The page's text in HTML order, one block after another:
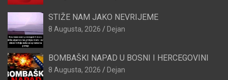
STIŽE NAM JAKO NEVRIJEME
8 Augusta, 2026 Dejan
BOMBAŠKI NAPAD U BOSNI I HERCEGOVINI
8 Augusta, 2026 Dejan